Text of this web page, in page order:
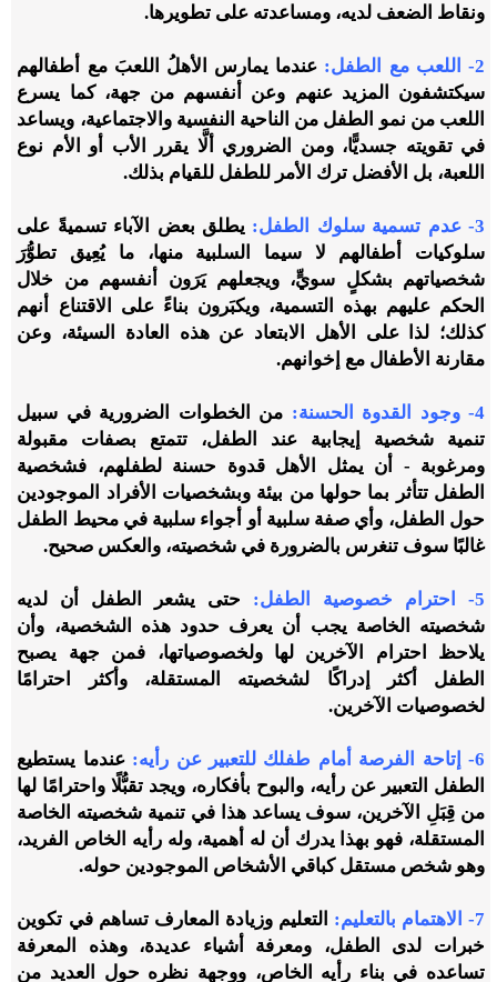
ونقاط الضعف لديه، ومساعدته على تطويرها.
2- اللعب مع الطفل:
عندما يمارس الأهلُ اللعبَ مع أطفالهم
سيكتشفون المزيد عنهم وعن أنفسهم من جهة، كما يسرع
اللعب من نمو الطفل من الناحية النفسية والاجتماعية، ويساعد
في تقويته جسديًّا، ومن الضروري ألَّا يقرر الأب أو الأم نوع
اللعبة، بل الأفضل ترك الأمر للطفل للقيام بذلك.
3- عدم تسمية سلوك الطفل:
يطلق بعض الآباء تسميةً على
سلوكيات أطفالهم لا سيما السلبية منها، ما يُعِيق تطوُّرَ
شخصياتهم بشكلٍ سويٍّ، ويجعلهم يَرَون أنفسهم من خلال
الحكم عليهم بهذه التسمية، ويكبَرون بناءً على الاقتناع أنهم
كذلك؛ لذا على الأهل الابتعاد عن هذه العادة السيئة، وعن
مقارنة الأطفال مع إخوانهم.
4- وجود القدوة الحسنة:
من الخطوات الضرورية في سبيل
تنمية شخصية إيجابية عند الطفل، تتمتع بصفات مقبولة
ومرغوبة - أن يمثل الأهل قدوة حسنة لطفلهم، فشخصية
الطفل تتأثر بما حولها من بيئة وبشخصيات الأفراد الموجودين
حول الطفل، وأي صفة سلبية أو أجواء سلبية في محيط الطفل
غالبًا سوف تنغرس بالضرورة في شخصيته، والعكس صحيح.
5- احترام خصوصية الطفل: حتى يشعر الطفل أن لديه
شخصيته الخاصة يجب أن يعرف حدود هذه الشخصية، وأن
يلاحظ احترام الآخرين لها ولخصوصياتها، فمن جهة يصبح
الطفل أكثر إدراكًا لشخصيته المستقلة، وأكثر احترامًا
لخصوصيات الآخرين.
6- إتاحة الفرصة أمام طفلك للتعبير عن رأيه: عندما يستطيع
الطفل التعبير عن رأيه، والبوح بأفكاره، ويجد تقبُّلًا واحترامًا لها
من قِبَلِ الآخرين، سوف يساعد هذا في تنمية شخصيته الخاصة
المستقلة، فهو بهذا يدرك أن له أهمية، وله رأيه الخاص الفريد،
وهو شخص مستقل كباقي الأشخاص الموجودين حوله.
7- الاهتمام بالتعليم: التعليم وزيادة المعارف تساهم في تكوين
خبرات لدى الطفل، ومعرفة أشياء عديدة، وهذه المعرفة
تساعده في بناء رأيه الخاص، ووجهة نظره حول العديد من